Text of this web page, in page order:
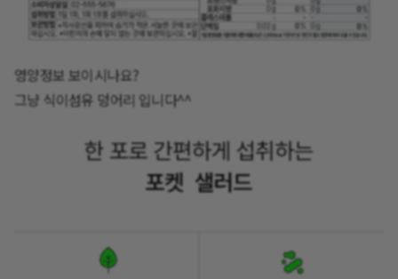
영양정보 보이시나요?
그냥 식이섬유 덩어리 입니다^^